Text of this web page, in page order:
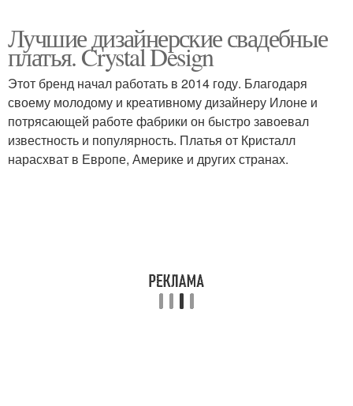
Лучшие дизайнерские свадебные
платья. Crystal Design
Этот бренд начал работать в 2014 году. Благодаря
своему молодому и креативному дизайнеру Илоне и
потрясающей работе фабрики он быстро завоевал
известность и популярность. Платья от Кристалл
нарасхват в Европе, Америке и других странах.